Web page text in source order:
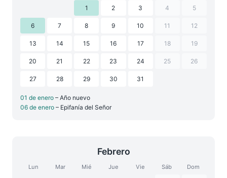
1 2 3 4 5
6 7 8 9 10 11 12
13 14 15 16 17 18 19
20 21 22 23 24 25 26
27 28 29 30 31
01 de enero – Año nuevo
06 de enero – Epifanía del Señor
Febrero
Lun Mar Mié Jue Vie Sáb Dom